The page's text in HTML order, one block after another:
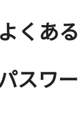
よくあ
スワ